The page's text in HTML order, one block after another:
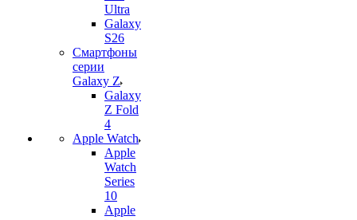
Ultra
Galaxy
S26
Смартфоны
серии
Galaxy Z
Galaxy
Z Fold
4
Apple Watch
Apple
Watch
Series
10
Apple